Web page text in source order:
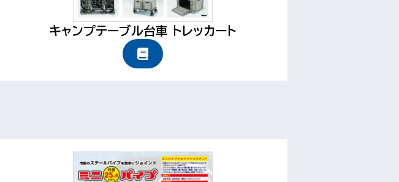
キャンプテーブル台車 トレッカート